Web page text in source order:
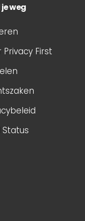
heeft pas
de notaris
Neem
te leggen.
weg
Privacy First
Status